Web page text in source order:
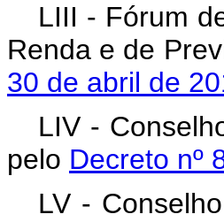
LIII - Fórum
Renda e de
30 de abril de
LIV -
pelo Decreto nº
LV -